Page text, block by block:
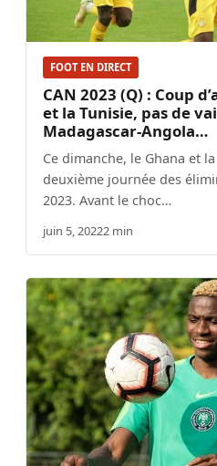
FOOT EN DIRECT
CAN 2023 (Q) : Coup
et la Tunisie, pas de
Madagascar-Angola…
Ce dimanche, le Ghana et
deuxième journée des
2023. Avant le choc…
juin 5, 20222 min